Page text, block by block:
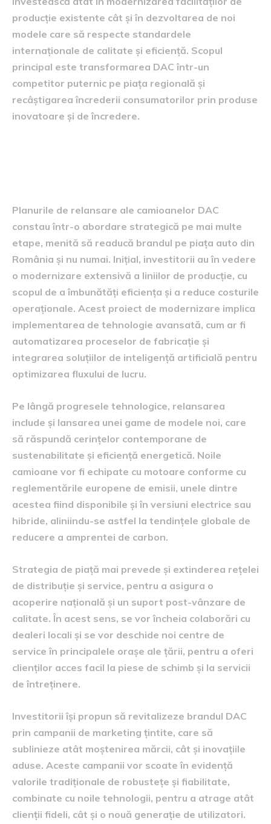
producție existente cât și în dezvoltarea de noi
modele care să respecte standardele
internaționale de calitate și eficiență. Scopul
principal este transformarea DAC într-un
competitor puternic pe piața regională și
recâștigarea încrederii consumatorilor prin produse
inovatoare și de încredere.
Planurile de relansare ale camioanelor DAC
constau într-o abordare strategică pe mai multe
etape, menită să readucă brandul pe piața auto din
România și nu numai. Inițial, investitorii au în vedere
o modernizare extensivă a liniilor de producție, cu
scopul de a îmbunătăți eficiența și a reduce costurile
operaționale. Acest proiect de modernizare implica
implementarea de tehnologie avansată, cum ar fi
automatizarea proceselor de fabricație și
integrarea soluțiilor de inteligență artificială pentru
optimizarea fluxului de lucru.
Pe lângă progresele tehnologice, relansarea
include și lansarea unei game de modele noi, care
să răspundă cerințelor contemporane de
sustenabilitate și eficiență energetică. Noile
camioane vor fi echipate cu motoare conforme cu
reglementările europene de emisii, unele dintre
acestea fiind disponibile și în versiuni electrice sau
hibride, aliniindu-se astfel la tendințele globale de
reducere a amprentei de carbon.
Strategia de piață mai prevede și extinderea rețelei
de distribuție și service, pentru a asigura o
acoperire națională și un suport post-vânzare de
calitate. În acest sens, se vor încheia colaborări cu
dealeri locali și se vor deschide noi centre de
service în principalele orașe ale țării, pentru a oferi
clienților acces facil la piese de schimb și la servicii
de întreținere.
Investitorii își propun să revitalizeze brandul DAC
prin campanii de marketing țintite, care să
sublinieze atât moștenirea mărcii, cât și inovațiile
aduse. Aceste campanii vor scoate în evidență
valorile tradiționale de robustețe și fiabilitate,
combinate cu noile tehnologii, pentru a atrage atât
clienții fideli, cât și o nouă generație de utilizatori.